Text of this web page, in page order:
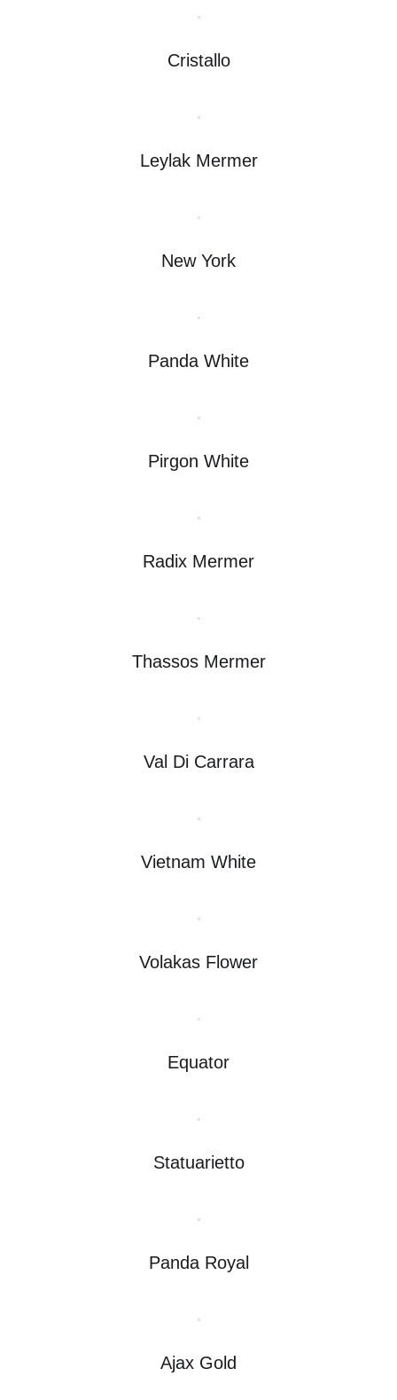
Cristallo
Leylak Mermer
New York
Panda White
Pirgon White
Radix Mermer
Thassos Mermer
Val Di Carrara
Vietnam White
Volakas Flower
Equator
Statuarietto
Panda Royal
Ajax Gold